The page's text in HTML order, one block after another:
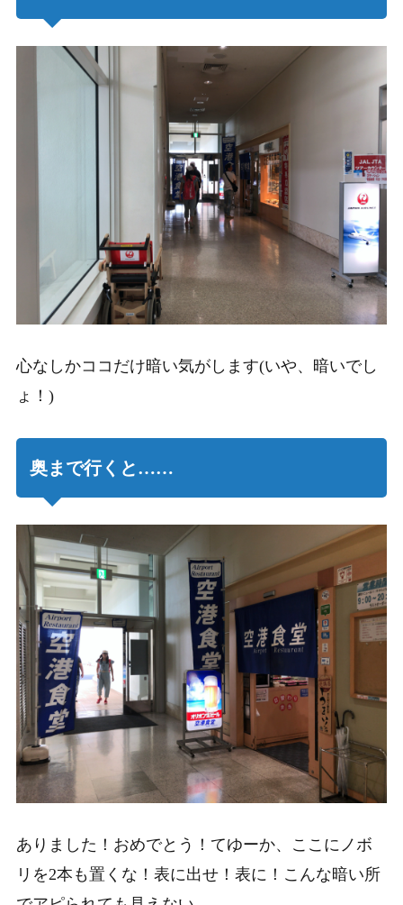
心なしかココだけ暗い気がします(いや、暗いでし
ょ！)
奥まで行くと……
ありました！おめでとう！てゆーか、ここにノボ
リを2本も置くな！表に出せ！表に！こんな暗い所